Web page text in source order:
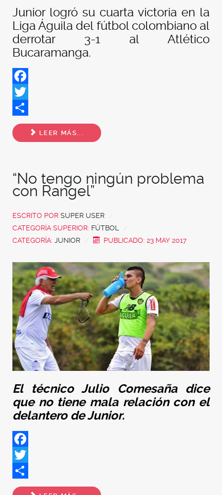
Junior logró su cuarta victoria en la
Liga Águila del fútbol colombiano al
derrotar 3-1 al Atlético
Bucaramanga.
Facebook
Twitter
Share
LEER MÁS...
“No tengo ningún problema
con Rangel”
ESCRITO POR SUPER USER
CATEGORÍA SUPERIOR: FÚTBOL
CATEGORÍA: JUNIOR PUBLICADO: 23 MAY 2017
El técnico Julio Comesaña dice
que no tiene mala relación con el
delantero de Junior.
Facebook
Twitter
Share